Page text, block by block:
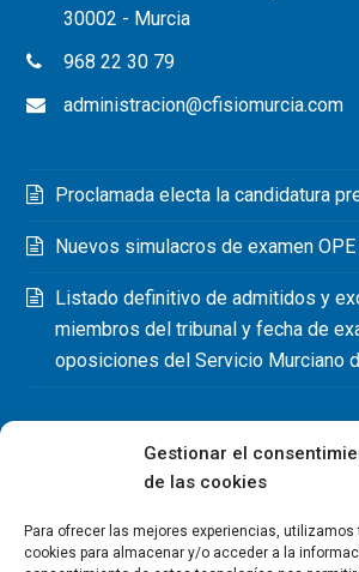
Gestionar el
de las cookies
Para ofrecer las mejores experiencias,
cookies para almacenar y/o acceder a la
30002 - Murcia
968 22 30 79
administracion@cfisiomurcia.com
Proclamada electa la candidatura
Nuevos simulacros de examen OPE
Listado definitivo de admitidos y
miembros del tribunal y fecha de
oposiciones del Servicio Murciano